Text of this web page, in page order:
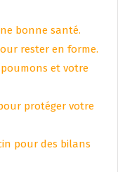
bonne santé.
rester en forme.
et votre
protéger votre
pour des bilans